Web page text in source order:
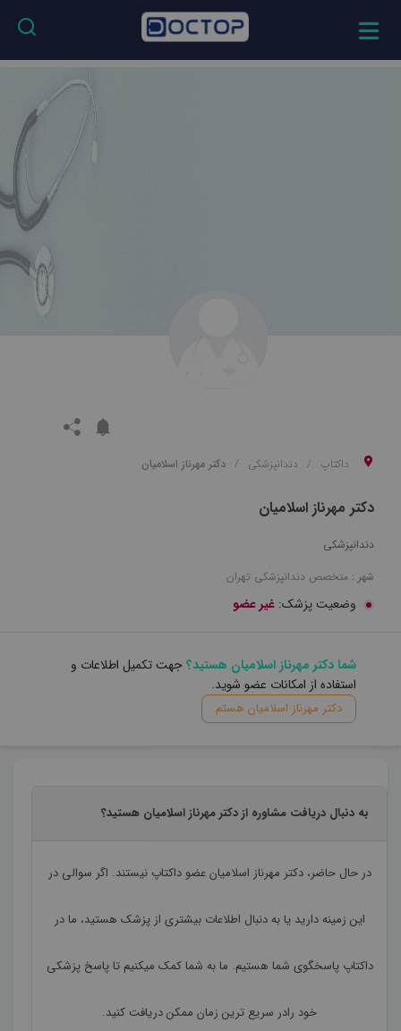
داکتاپ دندانپزشکی دکتر مهرناز اسلامیان
دکتر مهرناز اسلامیان
دندانپزشکی
شهر : متخصص دندانپزشکی تهران
وضعیت پزشک: غیر عضو
شما دکتر مهرناز اسلامیان هستید؟جهت تکمیل اطلاعات و
استفاده از امکانات عضو شوید.
دکتر مهرناز اسلامیان هستم
به دنبال دریافت مشاوره از دکتر مهرناز اسلامیان هستید؟
در حال حاضر،دکتر مهرناز اسلامیانعضو داکتاپ نیستند. اگر سوالی در
این زمینه دارید یا به دنبال اطلاعات بیشتری از پزشک هستید، ما در
داکتاپ پاسخگوی شما هستیم. ما به شما کمک میکنیم تا پاسخ پزشکی
خود رادر سریع ترین زمان ممکن دریافت کنید.